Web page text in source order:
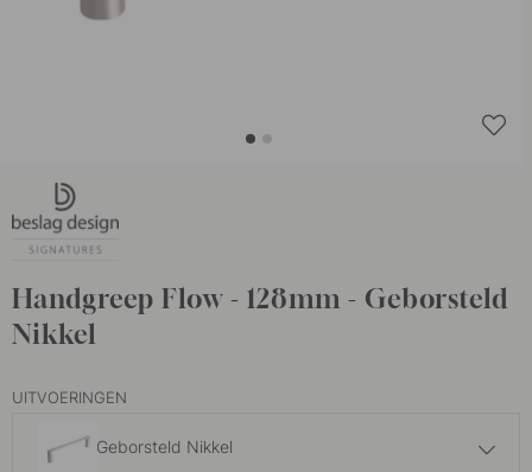
Handgreep Flow - 128mm - Geborsteld
Nikkel
UITVOERINGEN
Geborsteld Nikkel